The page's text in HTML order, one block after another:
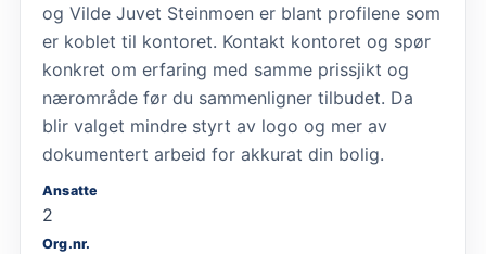
og Vilde Juvet Steinmoen er blant profilene som
er koblet til kontoret. Kontakt kontoret og spør
konkret om erfaring med samme prissjikt og
nærområde før du sammenligner tilbudet. Da
blir valget mindre styrt av logo og mer av
dokumentert arbeid for akkurat din bolig.
Ansatte
2
Org.nr.